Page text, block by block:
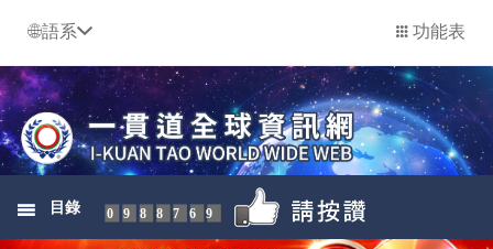
語系 功能表
目錄 0988769